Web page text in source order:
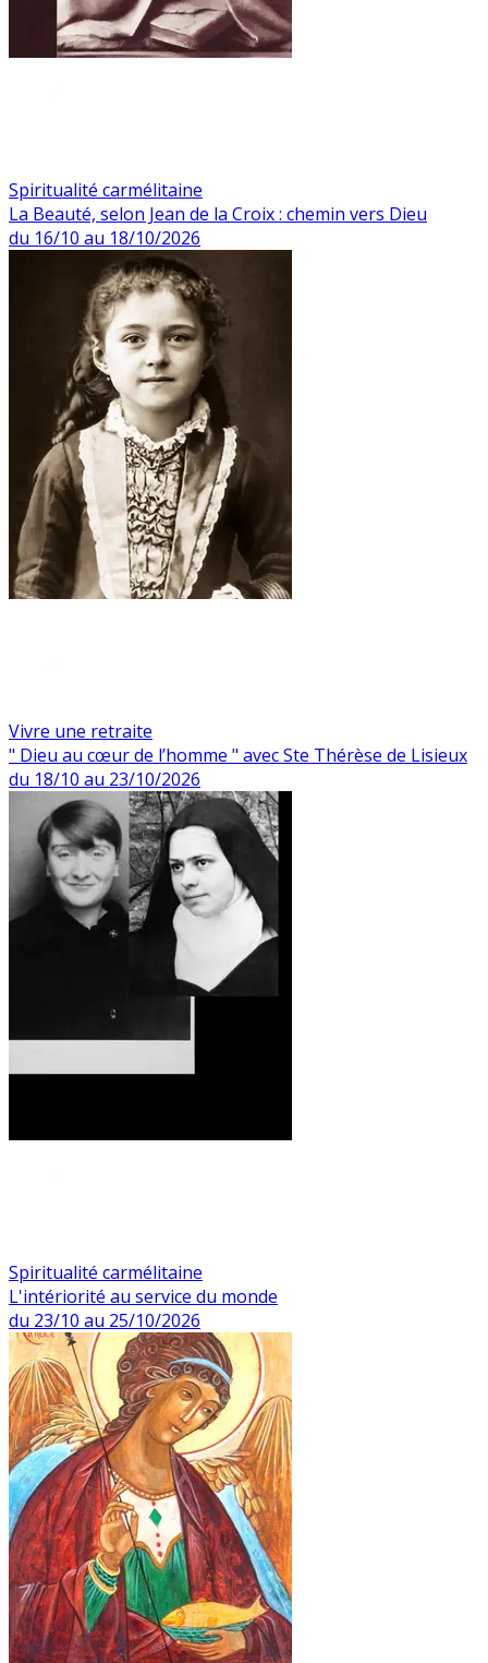
Spiritualité carmélitaine
La Beauté, selon Jean de la Croix : chemin vers Dieu
du 16/10 au 18/10/2026
Vivre une retraite
" Dieu au cœur de l’homme " avec Ste Thérèse de Lisieux
du 18/10 au 23/10/2026
Spiritualité carmélitaine
L'intériorité au service du monde
du 23/10 au 25/10/2026